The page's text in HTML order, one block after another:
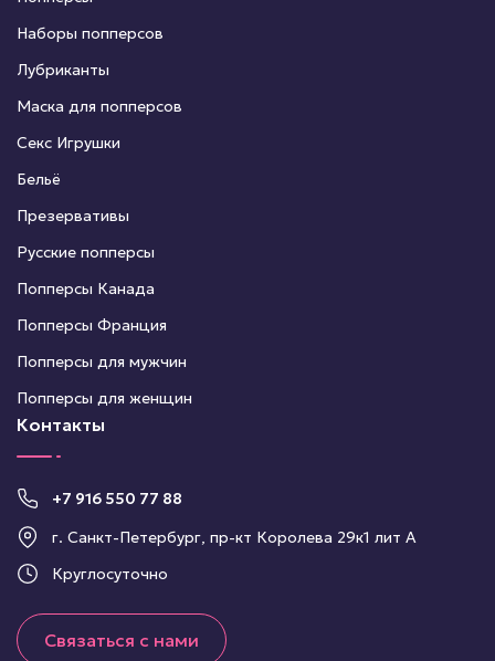
Наборы попперсов
Лубриканты
Маска для попперсов
Секс Игрушки
Бельё
Презервативы
Русские попперсы
Попперсы Канада
Попперсы Франция
Попперсы для мужчин
Попперсы для женщин
Контакты
+7 916 550 77 88
г. Санкт-Петербург, пр-кт Королева 29к1 лит А
Круглосуточно
Связаться с нами